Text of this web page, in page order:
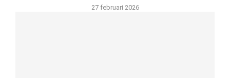
27 februari 2026